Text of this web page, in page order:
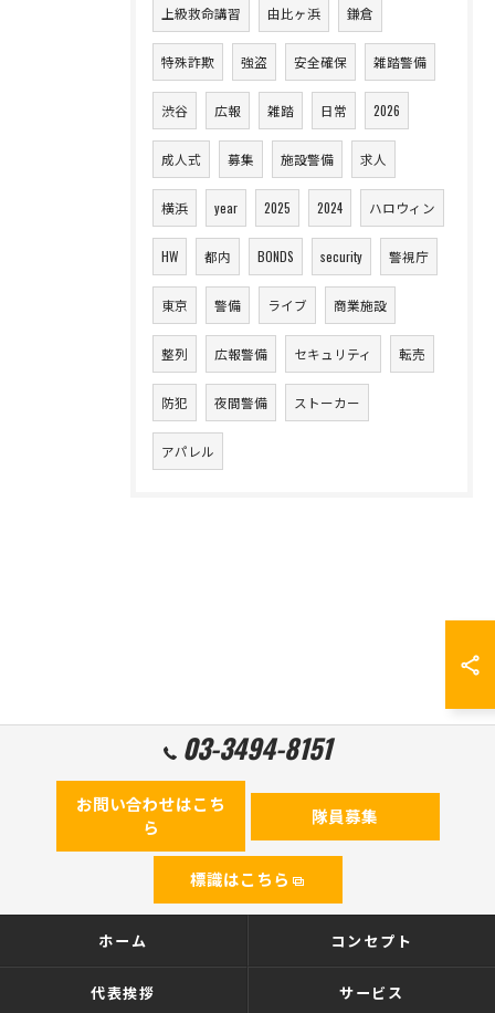
上級救命講習 由比ヶ浜 鎌倉
特殊詐欺 強盗 安全確保 雑踏警備
渋谷 広報 雑踏 日常 2026
成人式 募集 施設警備 求人
横浜 year 2025 2024 ハロウィン
HW 都内 BONDS security 警視庁
東京 警備 ライブ 商業施設
整列 広報警備 セキュリティ 転売
防犯 夜間警備 ストーカー
アパレル
03-3494-8151
お問い合わせはこち
ら
隊員募集
標識はこちら
ホーム コンセプト
代表挨拶 サービス